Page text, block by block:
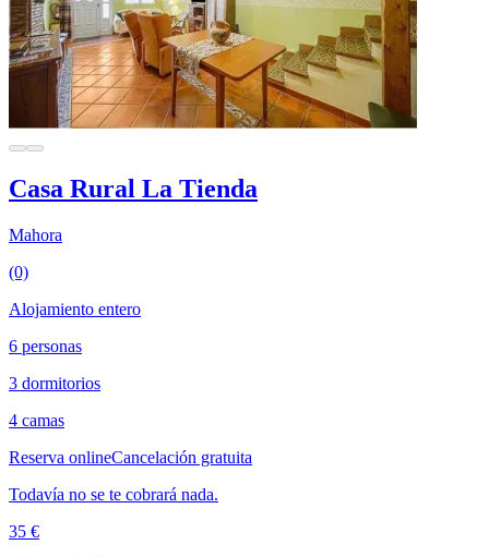
Casa Rural La Tienda
Mahora
(0)
Alojamiento entero
6 personas
3 dormitorios
4 camas
Reserva onlineCancelación gratuita
Todavía no se te cobrará nada.
35 €